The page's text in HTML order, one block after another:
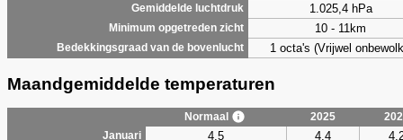
Gemiddelde luchtdruk 1.025,4 hPa
Minimum opgetreden zicht 10 - 11km
Bedekkingsgraad van de bovenlucht 1 octa's (Vrijwel
Maandgemiddelde temperaturen
Normaal 2025
Januari
4,5 4,4